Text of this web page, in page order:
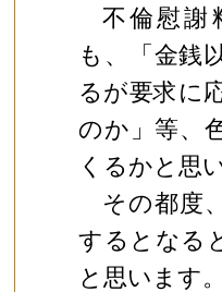
不倫慰謝
も、「金銭
るが要求に
のか」等、
くるかと思
その都度
するとなる
と思います。